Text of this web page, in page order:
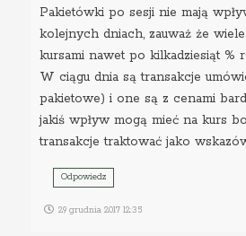
Pakietówki po sesji nie mają
kolejnych dniach, zauważ że
kursami nawet po kilkadziesiąt
W ciągu dnia są transakcje
pakietowe) i one są z cenami
jakiś wpływ mogą mieć na kurs
transakcje traktować jako
Odpowiedz
29 grudnia 2017 12:35